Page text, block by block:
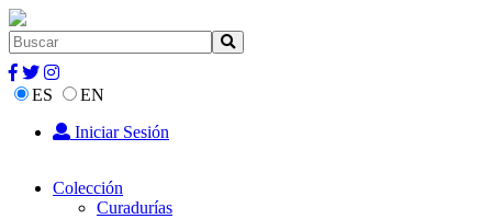
ES
EN
Iniciar Sesión
Colección
Curadurías